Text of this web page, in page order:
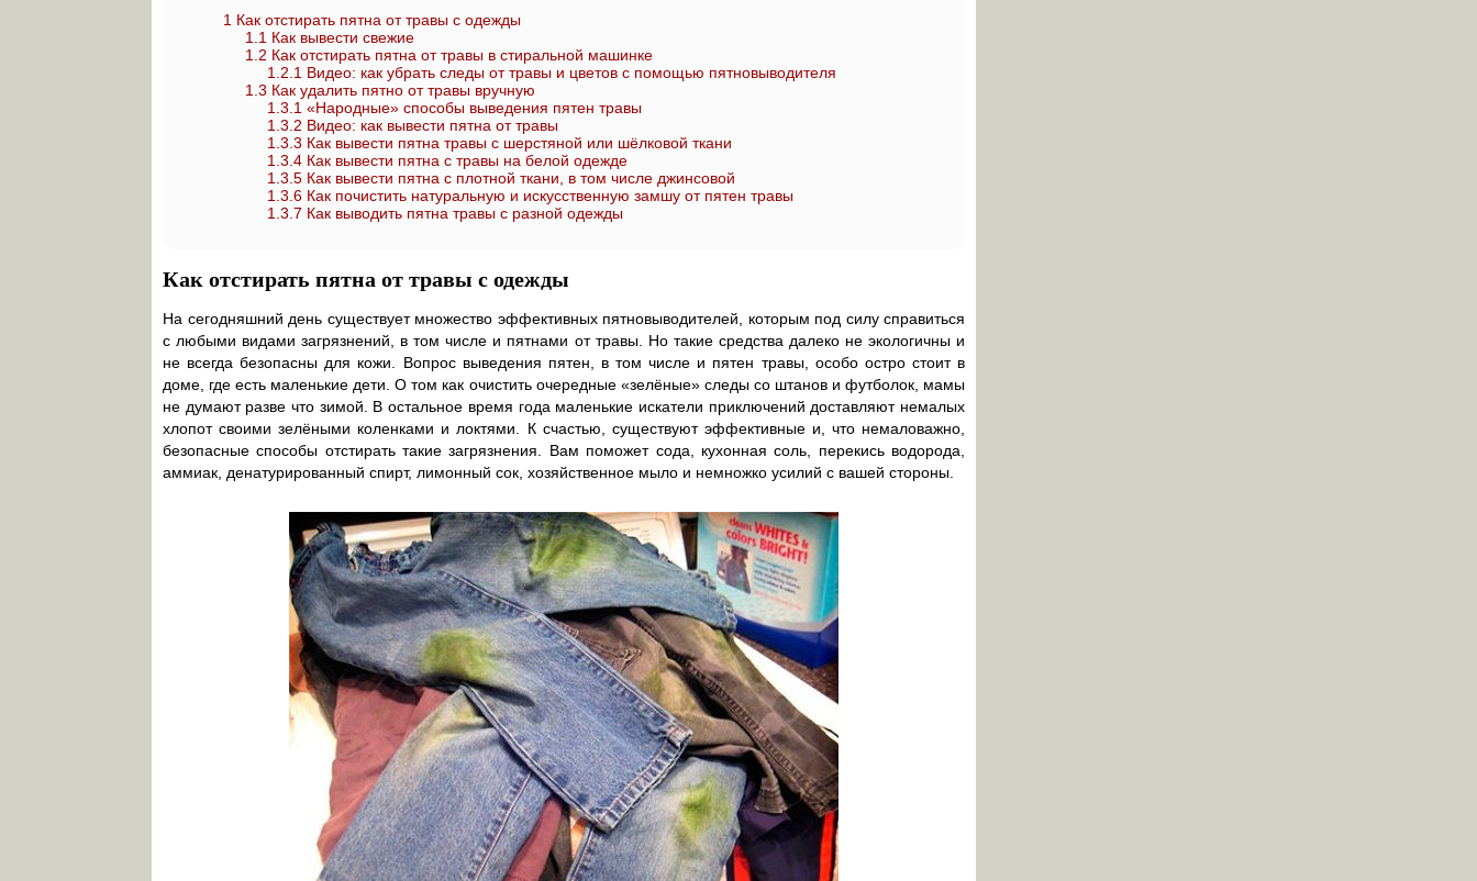
1 Как отстирать пятна от травы с одежды
1.1 Как вывести свежие
1.2 Как отстирать пятна от травы в стиральной машинке
1.2.1 Видео: как убрать следы от травы и цветов с помощью пятновыводителя
1.3 Как удалить пятно от травы вручную
1.3.1 «Народные» способы выведения пятен травы
1.3.2 Видео: как вывести пятна от травы
1.3.3 Как вывести пятна травы с шерстяной или шёлковой ткани
1.3.4 Как вывести пятна с травы на белой одежде
1.3.5 Как вывести пятна с плотной ткани, в том числе джинсовой
1.3.6 Как почистить натуральную и искусственную замшу от пятен травы
1.3.7 Как выводить пятна травы с разной одежды
Как отстирать пятна от травы с одежды
На сегодняшний день существует множество эффективных пятновыводителей, которым под силу справиться
с любыми видами загрязнений, в том числе и пятнами от травы. Но такие средства далеко не экологичны и
не всегда безопасны для кожи. Вопрос выведения пятен, в том числе и пятен травы, особо остро стоит в
доме, где есть маленькие дети. О том как очистить очередные «зелёные» следы со штанов и футболок, мамы
не думают разве что зимой. В остальное время года маленькие искатели приключений доставляют немалых
хлопот своими зелёными коленками и локтями. К счастью, существуют эффективные и, что немаловажно,
безопасные способы отстирать такие загрязнения. Вам поможет сода, кухонная соль, перекись водорода,
аммиак, денатурированный спирт, лимонный сок, хозяйственное мыло и немножко усилий с вашей стороны.